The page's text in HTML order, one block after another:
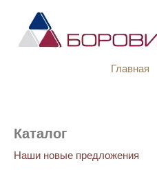
Главная
Каталог
Наши новые предложения